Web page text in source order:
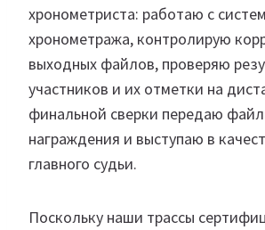
хронометриста: работаю с
хронометража, контролирую
выходных файлов, проверяю
участников и их отметки на
финальной сверки передаю
награждения и выступаю в
главного судьи.
Поскольку наши трассы